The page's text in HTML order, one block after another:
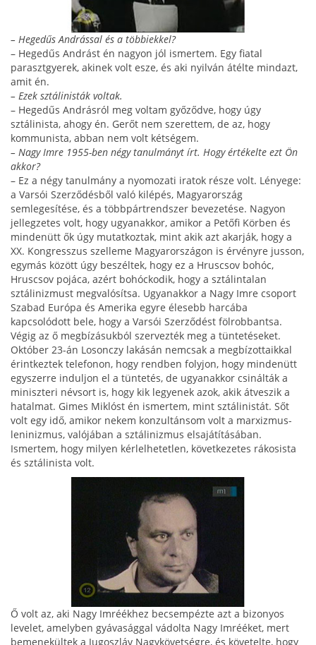
– Hegedűs Andrással és a többiekkel?
– Hegedűs Andrást én nagyon jól ismertem. Egy fiatal
parasztgyerek, akinek volt esze, és aki nyilván átélte mindazt,
amit én.
– Ezek sztálinisták voltak.
– Hegedűs Andrásról meg voltam győződve, hogy úgy
sztálinista, ahogy én. Gerőt nem szerettem, de az, hogy
kommunis­ta, abban nem volt kétségem.
– Nagy Imre 1955-ben négy tanulmányt írt. Hogy érté­kelte ezt Ön
akkor?
– Ez a négy tanulmány a nyomozati iratok része volt. Lényege:
a Varsói Szerződésből való kilépés, Magyarország
semlegesítése, és a többpártrendszer be­vezetése. Nagyon
jellegzetes volt, hogy ugyanakkor, amikor a Petőfi Körben és
mindenütt ők úgy mutat­koztak, mint akik azt akarják, hogy a
XX. Kong­resszus szelleme Magyarországon is érvényre jusson,
egymás között úgy beszéltek, hogy ez a Hruscsov bo­hóc,
Hruscsov pojáca, azért bohóckodik, hogy a sztá­lintalan
sztálinizmust megvalósítsa. Ugyanakkor a Nagy Imre csoport
Szabad Európa és Amerika egyre élesebb harcába
kapcsolódott bele, hogy a Varsói Szerződést fölrobbantsa.
Végig az ő megbízásukból szervezték meg a tüntetéseket.
Október 23-án Losonczy lakásán nemcsak a megbízottaikkal
érintkeztek telefonon, hogy rendben folyjon, hogy mindenütt
egyszerre in­duljon el a tüntetés, de ugyanakkor csinálták a
miniszteri név­sort is, hogy kik legyenek azok, akik átveszik a
ha­talmat. Gimes Miklóst én ismertem, mint sztálinistát. Sőt
volt egy idő, amikor nekem konzultánsom volt a marxizmus-
leninizmus, valójában a sztálinizmus elsajátításában.
Ismertem, hogy milyen kérlel­hetetlen, következetes rákosista
és sztálinista volt.
Ő volt az, aki Nagy Imréékhez becsempézte azt a bi­zonyos
levelet, amelyben gyávasággal vádolta Nagy Imrééket, mert
bemenekültek a Jugoszláv Nagykövetségre, és követelte, hogy